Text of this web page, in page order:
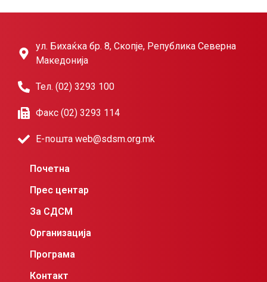
ул. Бихаќка бр. 8, Скопје, Република Северна
Македонија
Тел. (02) 3293 100
Факс (02) 3293 114
Е-пошта web@sdsm.org.mk
Почетна
Прес центар
За СДСМ
Организација
Програма
Контакт